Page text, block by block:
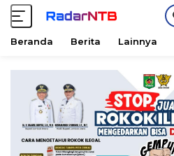
Beranda Berita Lainnya